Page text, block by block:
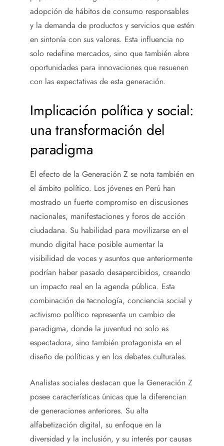
adopción de hábitos de consumo responsables
y la demanda de productos y servicios que estén
en sintonía con sus valores. Esta influencia no
solo redefine mercados, sino que también abre
oportunidades para innovaciones que resuenen
con las expectativas de esta generación.
Implicación política y social:
una transformación del
paradigma
El efecto de la Generación Z se nota también en
el ámbito político. Los jóvenes en Perú han
mostrado un fuerte compromiso en discusiones
nacionales, manifestaciones y foros de acción
ciudadana. Su habilidad para movilizarse en el
mundo digital hace posible aumentar la
visibilidad de voces y asuntos que anteriormente
podrían haber pasado desapercibidos, creando
un impacto real en la agenda pública. Esta
combinación de tecnología, conciencia social y
activismo político representa un cambio de
paradigma, donde la juventud no solo es
espectadora, sino también protagonista en el
diseño de políticas y en los debates culturales.
Analistas sociales destacan que la Generación Z
posee características únicas que la diferencian
de generaciones anteriores. Su alta
alfabetización digital, su enfoque en la
diversidad y la inclusión, y su interés por causas